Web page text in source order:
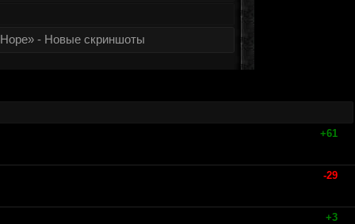
- Новые скриншоты
+61
-29
+3